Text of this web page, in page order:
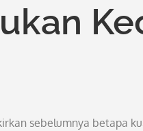
sebelumnya betapa